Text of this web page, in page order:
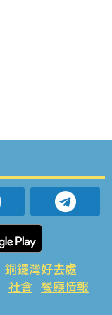
銅鑼灣好去處
社會 餐廳情報